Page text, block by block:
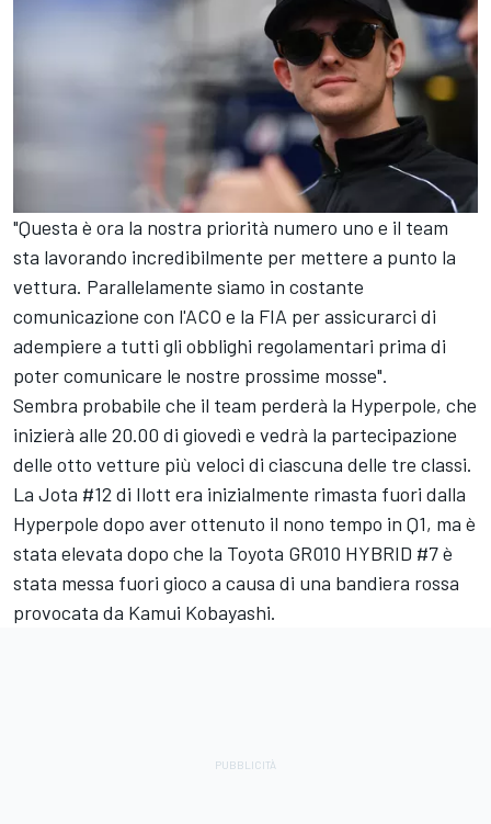
"Questa è ora la nostra priorità numero uno e il team
sta lavorando incredibilmente per mettere a punto la
vettura. Parallelamente siamo in costante
comunicazione con l'ACO e la FIA per assicurarci di
adempiere a tutti gli obblighi regolamentari prima di
poter comunicare le nostre prossime mosse".
Sembra probabile che il team perderà la Hyperpole, che
inizierà alle 20.00 di giovedì e vedrà la partecipazione
delle otto vetture più veloci di ciascuna delle tre classi.
La Jota #12 di Ilott era inizialmente rimasta fuori dalla
Hyperpole dopo aver ottenuto il nono tempo in Q1, ma è
stata elevata dopo che la Toyota GR010 HYBRID #7 è
stata messa fuori gioco a causa di una bandiera rossa
provocata da Kamui Kobayashi.